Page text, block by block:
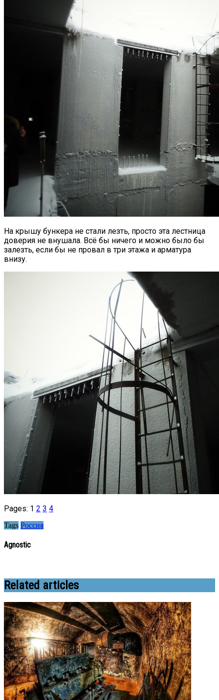
На крышу бункера не стали лезть, просто эта лестница
доверия не внушала. Всё бы ничего и можно было бы
залезть, если бы не провал в три этажа и арматура
внизу.
Pages: 1 2 3 4
Tags Россия
Agnostic
Related articles